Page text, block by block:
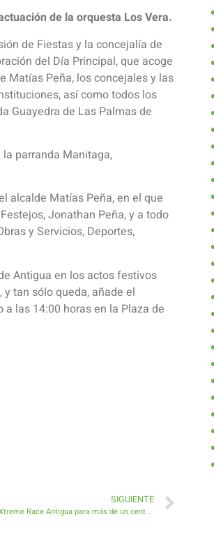
de la orquesta Los Vera.
de Fiestas y la concejalía de
del Día Principal, que acoge
Matías Peña, los concejales y las
así como todos los
Guayedra de Las Palmas de
parranda Manitaga,
alcalde Matías Peña, en el que
Jonathan Peña, y a todo
y Servicios, Deportes,
Antigua en los actos festivos
tan sólo queda, añade el
las 14:00 horas en la Plaza de
SIGUIENTE
Infernal recorrido de la V Xtreme Race Antigua para más de un centenar de valientes